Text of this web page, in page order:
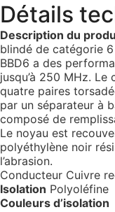
Détails
Description du
blindé de catégorie
BBD6 a des
jusqu’à 250 MHz. Le
quatre paires
par un séparateur à
composé de
Le noyau est
polyéthylène noir
l’abrasion.
Conducteur Cuivre
Isolation Polyoléfine
Couleurs d’isolation